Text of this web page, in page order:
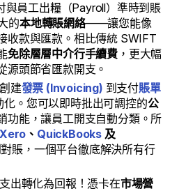
與員工出糧（Payroll）準時到賬
的本地轉賬網絡——讓您能像
收款與匯款。相比傳統 SWIFT
免除層層中介行手續費 ，更大幅
源頭節省匯款開支。
建發票 (Invoicing) 到支付賬單
化。您可以即時批出可調控的公
功能，讓員工開支自動分類。所
Xero 、 QuickBooks 及
賬，一個平台徹底解決所有行
出轉化為回報！憑卡在市場營